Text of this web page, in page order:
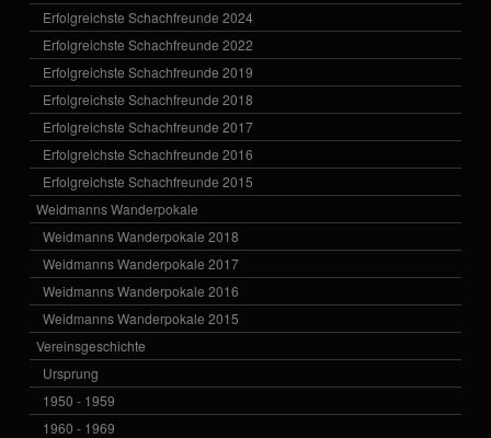
Erfolgreichste Schachfreunde 2024
Erfolgreichste Schachfreunde 2022
Erfolgreichste Schachfreunde 2019
Erfolgreichste Schachfreunde 2018
Erfolgreichste Schachfreunde 2017
Erfolgreichste Schachfreunde 2016
Erfolgreichste Schachfreunde 2015
Weidmanns Wanderpokale
Weidmanns Wanderpokale 2018
Weidmanns Wanderpokale 2017
Weidmanns Wanderpokale 2016
Weidmanns Wanderpokale 2015
Vereinsgeschichte
Ursprung
1950 - 1959
1960 - 1969